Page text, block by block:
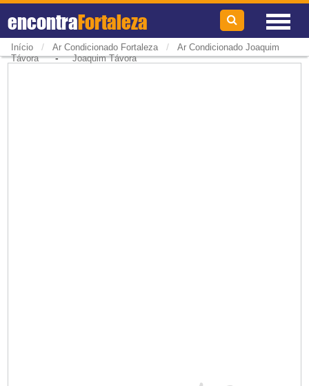
encontraFortaleza
Início / Ar Condicionado Fortaleza / Ar Condicionado Joaquim
Távora-Joaquim Távora